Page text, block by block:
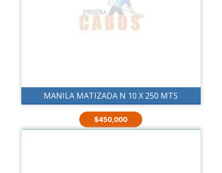
MANILA MATIZADA N 10 X 250 MTS
$450,000